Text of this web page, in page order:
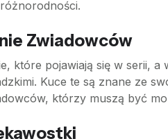
różnorodności.
Zwiadowców
które pojawiają się w serii,
Kuce te są znane ze
którzy muszą być